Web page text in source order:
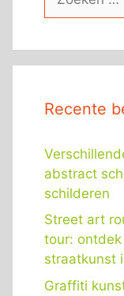
naar:
Recente
abstract
schilderen
Street art
tour:
straatkunst
Graffiti